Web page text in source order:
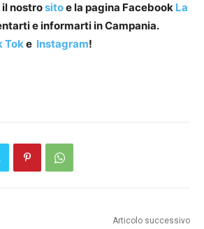
il nostrositoe la pagina Facebook La
e informarti in Campania.
Toke Instagram!
Articolo successivo